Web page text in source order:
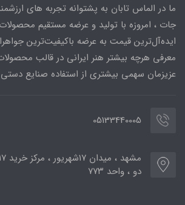
ما در الماس تابان به پشتوانه تجربه های
جات ، امروزه با تولید و عرضه مستقیم
ایده‌آل‌ترین قیمت به عرضه باکیفیت‌ترین
معرفی هرچه بیشتر هنر ایرانی در قالب
عزیزمان سهمی بیشتری از استفاده صنایع دستی
05133440005
دو ، واحد ۷۷۳